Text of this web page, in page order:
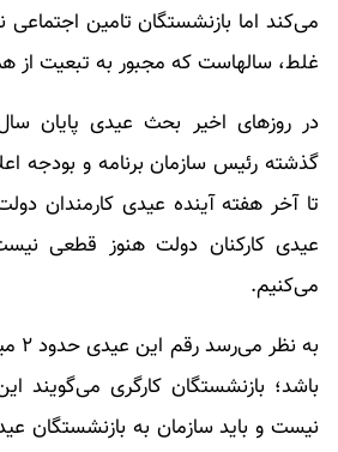
می‌کند اما بازنشستگان تامین
غلط، سالهاست که مجبور به تبعیت از
در روزهای اخیر بحث عیدی پایان
گذشته رئیس سازمان برنامه و بودجه
تا آخر هفته آینده عیدی کارمندان
عیدی کارکنان دولت هنوز قطعی
می‌کنیم.
باشد؛ بازنشستگان کارگری می‌گویند
نیست و باید سازمان به بازنشستگان